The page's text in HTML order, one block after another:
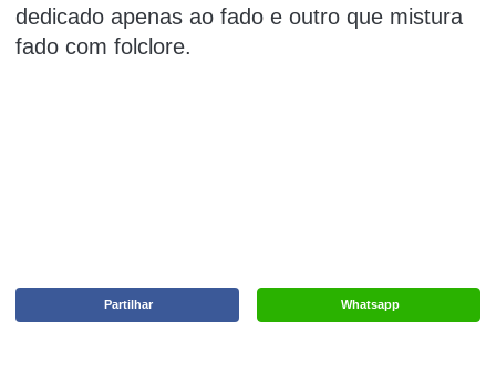
dedicado apenas ao fado e outro que mistura
fado com folclore.
Whatsapp
Partilhar